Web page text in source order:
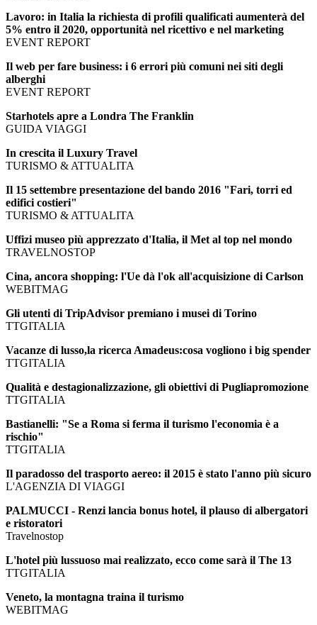
Lavoro: in Italia la richiesta di profili qualificati aumenterà del
5% entro il 2020, opportunità nel ricettivo e nel marketing
EVENT REPORT
Il web per fare business: i 6 errori più comuni nei siti degli
alberghi
EVENT REPORT
Starhotels apre a Londra The Franklin
GUIDA VIAGGI
In crescita il Luxury Travel
TURISMO & ATTUALITA
Il 15 settembre presentazione del bando 2016 "Fari, torri ed
edifici costieri"
TURISMO & ATTUALITA
Uffizi museo più apprezzato d'Italia, il Met al top nel mondo
TRAVELNOSTOP
Cina, ancora shopping: l'Ue dà l'ok all'acquisizione di Carlson
WEBITMAG
Gli utenti di TripAdvisor premiano i musei di Torino
TTGITALIA
Vacanze di lusso,la ricerca Amadeus:cosa vogliono i big spender
TTGITALIA
Qualità e destagionalizzazione, gli obiettivi di Pugliapromozione
TTGITALIA
Bastianelli: "Se a Roma si ferma il turismo l'economia è a
rischio"
TTGITALIA
Il paradosso del trasporto aereo: il 2015 è stato l'anno più sicuro
L'AGENZIA DI VIAGGI
PALMUCCI - Renzi lancia bonus hotel, il plauso di albergatori
e ristoratori
Travelnostop
L'hotel più lussuoso mai realizzato, ecco come sarà il The 13
TTGITALIA
Veneto, la montagna traina il turismo
WEBITMAG